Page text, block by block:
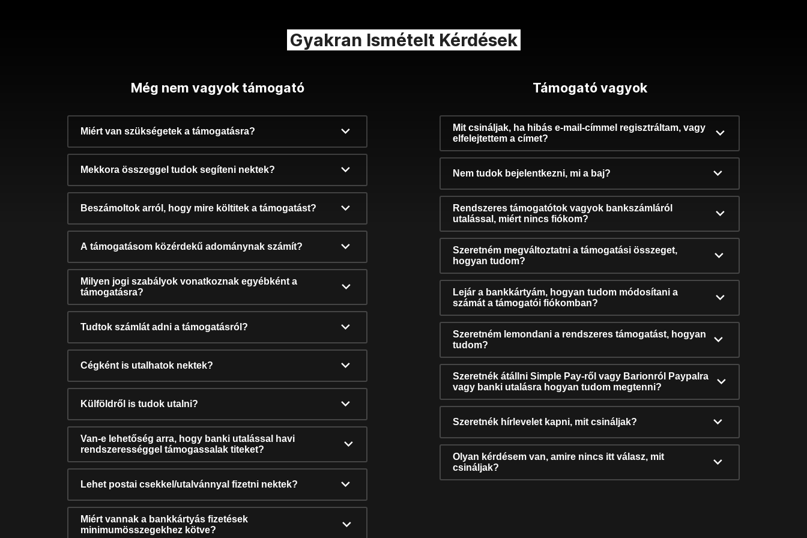
Gyakran Ismételt Kérdések
Még nem vagyok támogató
Miért van szükségetek a támogatásra?
Mekkora összeggel tudok segíteni nektek?
Beszámoltok arról, hogy mire költitek a támogatást?
A támogatásom közérdekű adománynak számít?
Milyen jogi szabályok vonatkoznak egyébként a
támogatásra?
Tudtok számlát adni a támogatásról?
Cégként is utalhatok nektek?
Külföldről is tudok utalni?
Van-e lehetőség arra, hogy banki utalással havi
rendszerességgel támogassalak titeket?
Lehet postai csekkel/utalvánnyal fizetni nektek?
Miért vannak a bankkártyás fizetések
minimumösszegekhez kötve?
Támogató vagyok
Mit csináljak, ha hibás e-mail-címmel regisztráltam, vagy
elfelejtettem a címet?
Nem tudok bejelentkezni, mi a baj?
Rendszeres támogatótok vagyok bankszámláról
utalással, miért nincs fiókom?
Szeretném megváltoztatni a támogatási összeget,
hogyan tudom?
Lejár a bankkártyám, hogyan tudom módosítani a
számát a támogatói fiókomban?
Szeretném lemondani a rendszeres támogatást, hogyan
tudom?
Szeretnék átállni Simple Pay-ről vagy Barionról Paypalra
vagy banki utalásra hogyan tudom megtenni?
Szeretnék hírlevelet kapni, mit csináljak?
Olyan kérdésem van, amire nincs itt válasz, mit
csináljak?